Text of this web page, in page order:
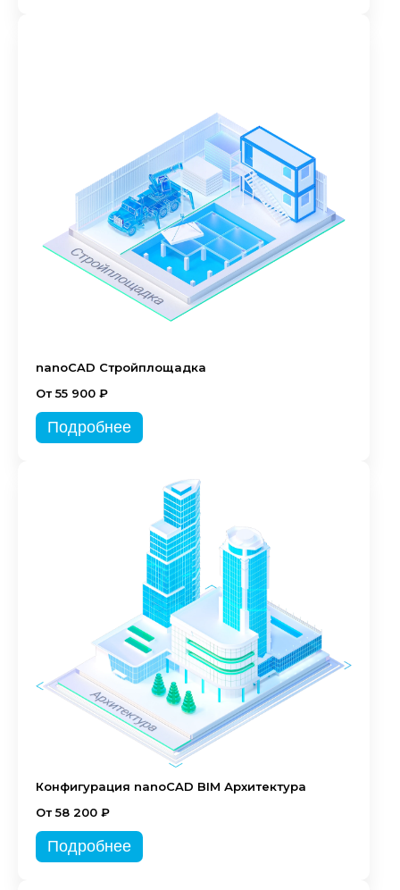
nanoCAD Стройплощадка
От 55 900 ₽
Подробнее
Конфигурация nanoCAD BIM Архитектура
От 58 200 ₽
Подробнее